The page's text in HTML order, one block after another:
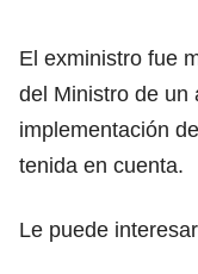
El exministro fue
del Ministro de un
implementación
tenida en cuenta.
Le puede